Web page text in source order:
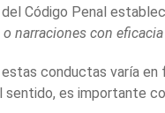
Código Penal
narraciones con
conductas varía
sentido, es importante